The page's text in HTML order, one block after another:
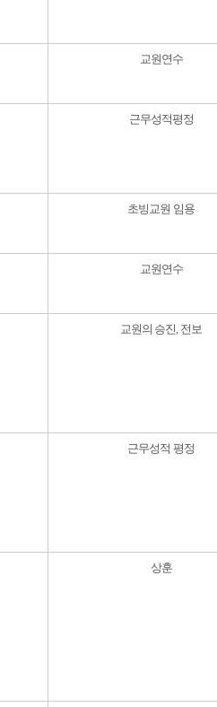
교원연수
근무성적평정
초빙교원 임용
교원연수
교원의 승진, 전보
근무성적 평정
상훈